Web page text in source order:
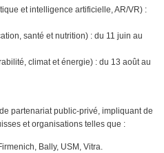
et intelligence artificielle, AR/VR) :
santé et nutrition) : du 11 juin au
climat et énergie) : du 13 août au
partenariat public-privé, impliquant de
et organisations telles que :
Bally, USM, Vitra.